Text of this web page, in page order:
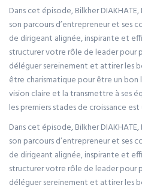
Dans cet épisode, Bilkher
son parcours d’entrepreneur et ses
de dirigeant alignée, inspirante et
structurer votre rôle de leader pour
déléguer sereinement et attirer les
être charismatique pour être un
vision claire et la transmettre à ses
les premiers stades de croissance est
Dans cet épisode, Bilkher
son parcours d’entrepreneur et ses
de dirigeant alignée, inspirante et
structurer votre rôle de leader pour
déléguer sereinement et attirer les